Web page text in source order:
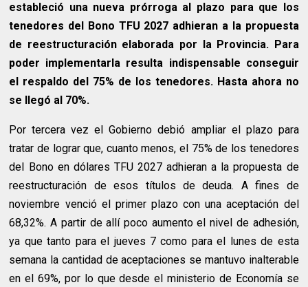
estableció una nueva prórroga al plazo para que los
tenedores del Bono TFU 2027 adhieran a la propuesta
de reestructuración elaborada por la Provincia. Para
poder implementarla resulta indispensable conseguir
el respaldo del 75% de los tenedores. Hasta ahora no
se llegó al 70%.
Por tercera vez el Gobierno debió ampliar el plazo para
tratar de lograr que, cuanto menos, el 75% de los tenedores
del Bono en dólares TFU 2027 adhieran a la propuesta de
reestructuración de esos títulos de deuda. A fines de
noviembre venció el primer plazo con una aceptación del
68,32%. A partir de allí poco aumento el nivel de adhesión,
ya que tanto para el jueves 7 como para el lunes de esta
semana la cantidad de aceptaciones se mantuvo inalterable
en el 69%, por lo que desde el ministerio de Economía se